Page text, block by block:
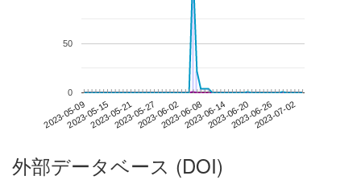
2023-05-092023-05-152023-05-212023-05-272023-06-022023-06-082023-06-142023-06-202023-06-262023-07-02
0
50
外部データベース (DOI)